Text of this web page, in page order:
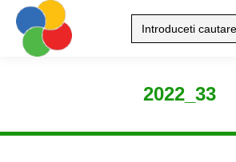
Search:
2022_33